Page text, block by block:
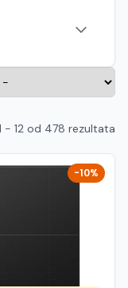
- 12 od 478 rezultata
-10%